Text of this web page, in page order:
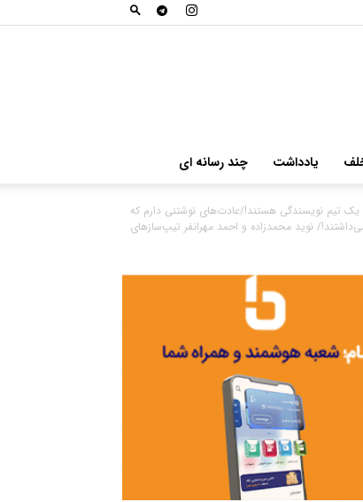
یادداشت چند رسانه ای
یک تیم نویسندگی هستند!/عادت‌های نوشتنی دارم که
نوید محمدزاده و احمد مهرانفر تیپ‌سازهای